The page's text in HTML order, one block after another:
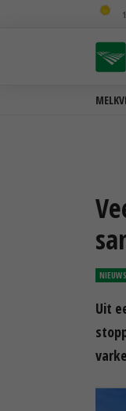
NIEUWS
Uit